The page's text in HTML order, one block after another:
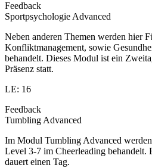
Feedback
Sportpsychologie Advanced
Neben anderen Themen werden hier
Konfliktmanagement, sowie
behandelt. Dieses Modul ist ein
Präsenz statt.
LE: 16
Feedback
Tumbling Advanced
Im Modul Tumbling Advanced
Level 3-7 im Cheerleading behandelt.
dauert einen Tag.